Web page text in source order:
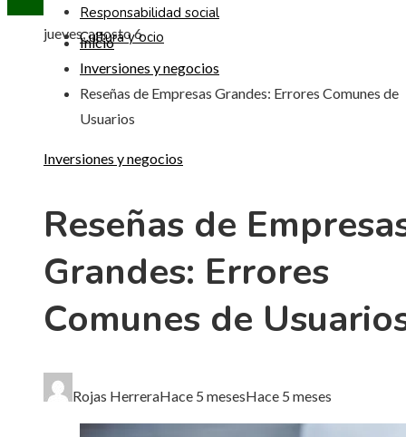
jueves, agosto 6
Responsabilidad social
Cultura y ocio
Inicio
Inversiones y negocios
Reseñas de Empresas Grandes: Errores Comunes de
Usuarios
Inversiones y negocios
Reseñas de
Grandes: Errores
Comunes de
Rojas HerreraHace 5 mesesHace 5 meses